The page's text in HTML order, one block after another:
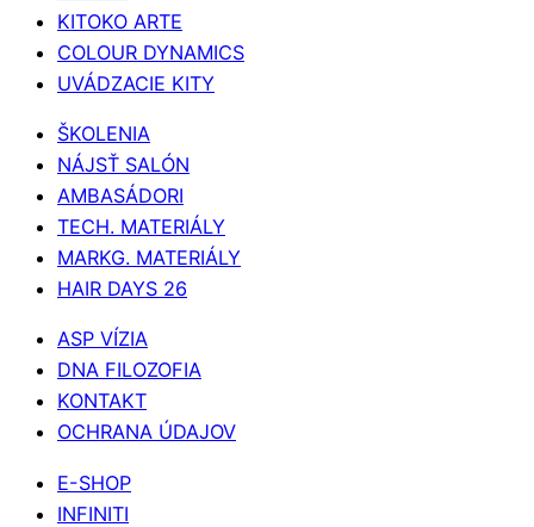
KITOKO ARTE
COLOUR DYNAMICS
UVÁDZACIE KITY
ŠKOLENIA
NÁJSŤ SALÓN
AMBASÁDORI
TECH. MATERIÁLY
MARKG. MATERIÁLY
HAIR DAYS 26
ASP VÍZIA
DNA FILOZOFIA
KONTAKT
OCHRANA ÚDAJOV
E-SHOP
INFINITI